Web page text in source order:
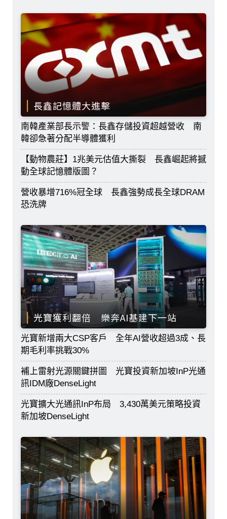
長鑫記憶體大進擊
南韓產業部長示警：長鑫存儲投資超越營收 南
韓卻急著分配半導體獲利
【動物農莊】1兆美元估值大撕裂 長鑫崛起將撼
動全球記憶體版圖？
營收暴增716%冠全球 長鑫強勢成長全球DRAM
恐洗牌
光寶獲利翻倍 樂奔AI基建下一站
光寶新增兩大CSP客戶 全年AI營收超過3成、長
期毛利率挑戰30%
補上雷射光源關鍵拼圖 光寶投資新加坡InP光通
訊IDM廠DenseLight
光寶擴大光通訊InP布局 3,430萬美元策略投資
新加坡DenseLight